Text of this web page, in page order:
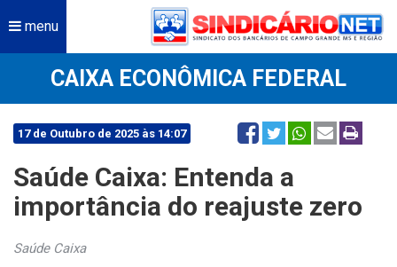
menu
CAIXA ECONÔMICA FEDERAL
17 de Outubro de 2025 às 14:07
Saúde Caixa: Entenda a
importância do reajuste zero
Saúde Caixa